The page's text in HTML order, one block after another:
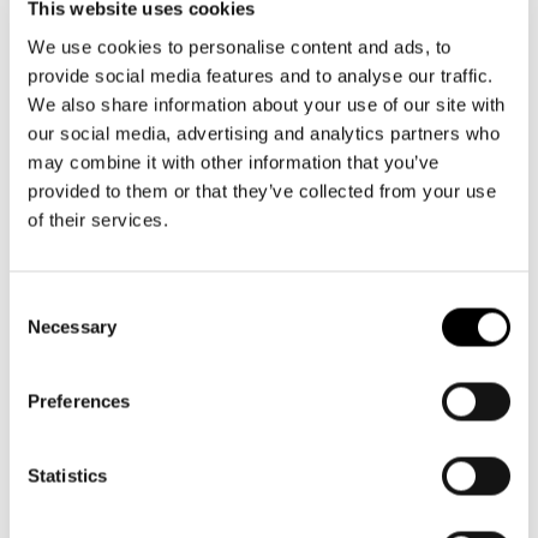
This website uses cookies
We use cookies to personalise content and ads, to
provide social media features and to analyse our traffic.
We also share information about your use of our site with
our social media, advertising and analytics partners who
may combine it with other information that you’ve
provided to them or that they’ve collected from your use
of their services.
Selection
Necessary
Preferences
Statistics
Spesa grande, gita in spiaggia o picnic nel parco? Perfetto se
hai bisogno della catena del freddo.
La freschezza dura più a lungo rispetto ad altri accessori grazie
allo strato isolante extra-spesso.
Freschezza prêt-à-porter: bevande e alimenti rimangono freschi
Pellicola interna isolante e coperchio a tenuta stagna con
chiusura a cerniera: Mantiene al fresco alimenti e bevande per
Telaio solido in alluminio: Solidità per la forma
1 scomparto interno con cerniera: Per riporre la lista della